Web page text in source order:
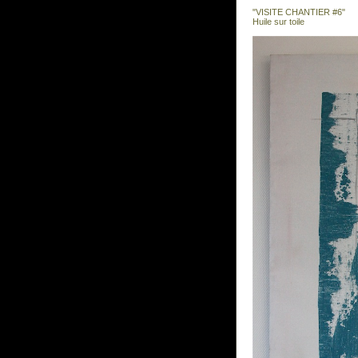
"VISITE CHANTIER #6"
Huile sur toile